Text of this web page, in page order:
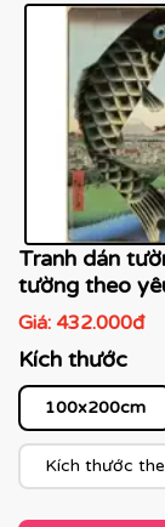
Tranh dán
tường theo
Giá: 432.000đ
Kích thước
100x200cm
Kích thước